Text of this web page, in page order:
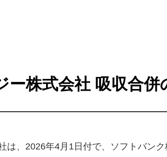
ー株式会社 吸収合併
は、2026年4月1日付で、ソフトバン